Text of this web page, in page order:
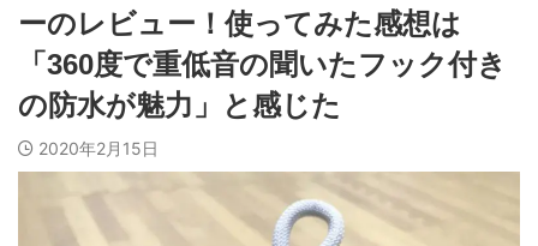
ーのレビュー！使ってみた感想は
「360度で重低音の聞いたフック付き
の防水が魅力」と感じた
2020年2月15日